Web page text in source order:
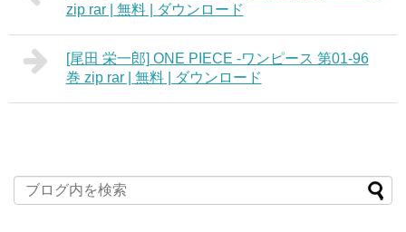
zip rar | 無料 | ダウンロード
[尾田 栄一郎] ONE PIECE -ワンピース 第01-96
巻 zip rar | 無料 | ダウンロード